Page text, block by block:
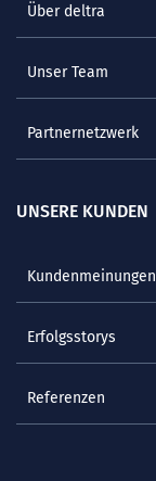
Über deltra
Unser Team
Partnernetzwerk
UNSERE KUNDEN
Kundenmeinungen
Erfolgsstorys
Referenzen